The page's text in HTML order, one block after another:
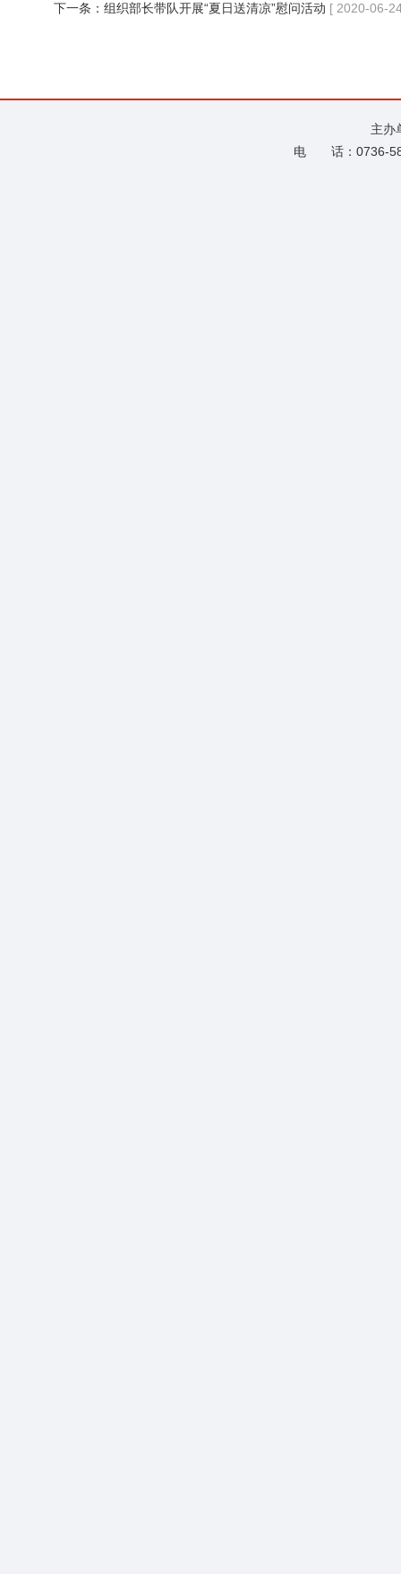
下一条： 组织部长带队开展“夏日送清凉”慰问活动 [ 2020-06-
主
电 话：0736-